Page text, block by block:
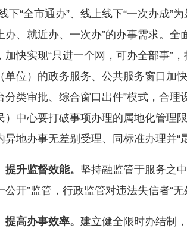
下“全市通办”、线上线下“一次办成
办、就近办、一次办”的办事需求。
加快实现“只进一个网，可办全部事”
单位）的政务服务、公共服务窗口加
分类审批、综合窗口出件”模式，合
）中心要打破事项办理的属地化管理
异地办事无差别受理、同标准办理并“
升监督效能。 坚持融监管于服务之
公开”监管，行政监管对违法失信者“
高办事效率。 建立健全限时办结制